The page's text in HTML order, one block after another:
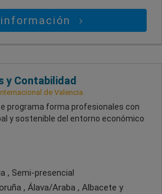
y Contabilidad
de Valencia
programa forma profesionales con
y sostenible del entorno económico
, Semi-presencial
, Álava/Araba , Albacete y